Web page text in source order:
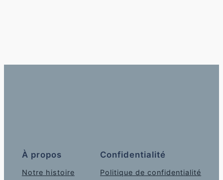
À propos
Notre histoire
Confidentialité
Politique de confidentialité